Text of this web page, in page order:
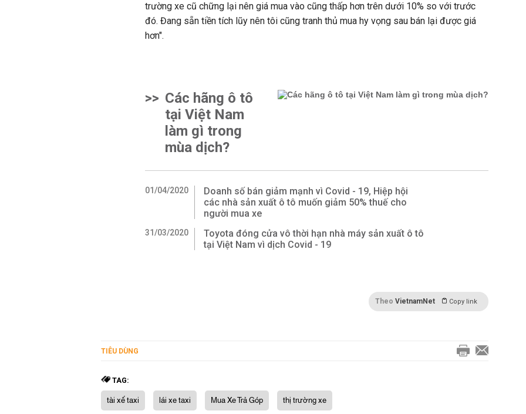
trường xe cũ chững lại nên giá mua vào cũng thấp hơn trên dưới 10% so với trước
đó. Đang sẵn tiền tích lũy nên tôi cũng tranh thủ mua hy vọng sau bán lại được giá
hơn".
>> Các hãng ô tô
tại Việt Nam
làm gì trong
mùa dịch?
01/04/2020
Doanh số bán giảm mạnh vì Covid - 19, Hiệp hội
các nhà sản xuất ô tô muốn giảm 50% thuế cho
người mua xe
31/03/2020
Toyota đóng cửa vô thời hạn nhà máy sản xuất ô tô
tại Việt Nam vì dịch Covid - 19
Theo VietnamNet Copy link
TIÊU DÙNG
TAG:
tài xế taxi lái xe taxi Mua Xe Trả Góp thị trường xe